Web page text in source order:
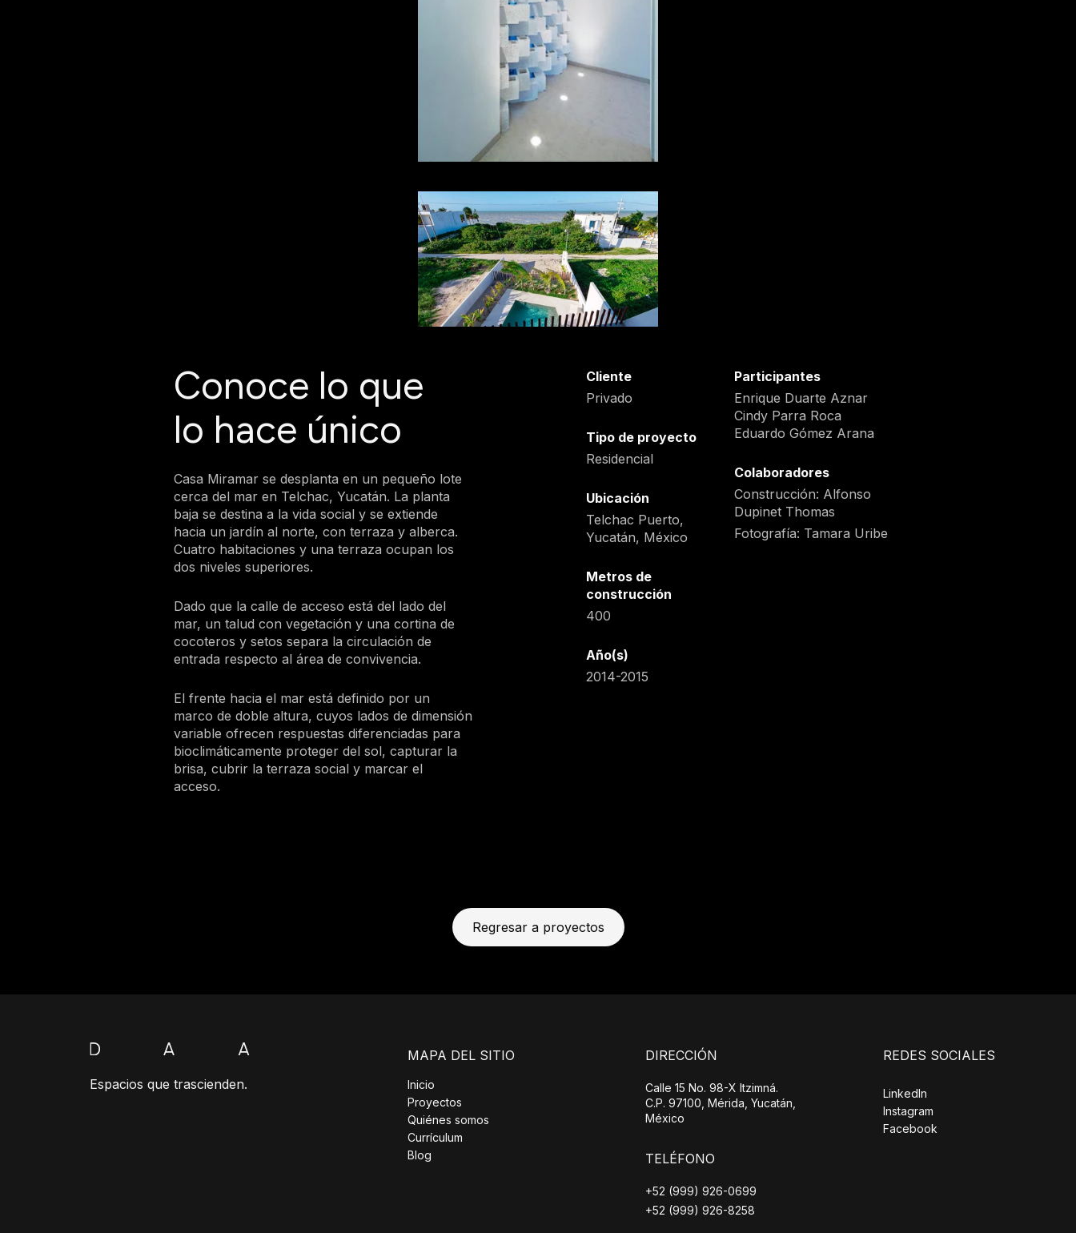
Conoce lo que
lo hace único
Casa Miramar se desplanta en un pequeño lote
cerca del mar en Telchac, Yucatán. La planta
baja se destina a la vida social y se extiende
hacia un jardín al norte, con terraza y alberca.
Cuatro habitaciones y una terraza ocupan los
dos niveles superiores.
Dado que la calle de acceso está del lado del
mar, un talud con vegetación y una cortina de
cocoteros y setos separa la circulación de
entrada respecto al área de convivencia.
El frente hacia el mar está definido por un
marco de doble altura, cuyos lados de dimensión
variable ofrecen respuestas diferenciadas para
bioclimáticamente proteger del sol, capturar la
brisa, cubrir la terraza social y marcar el
acceso.
Cliente
Privado
Tipo de proyecto
Residencial
Ubicación
Telchac Puerto,
Yucatán, México
Metros de
construcción
400
Año(s)
2014-2015
Participantes
Enrique Duarte Aznar
Cindy Parra Roca
Eduardo Gómez Arana
Colaboradores
Construcción: Alfonso
Dupinet Thomas
Fotografía: Tamara Uribe
Regresar a proyectos
Espacios que trascienden.
MAPA DEL SITIO
Inicio
Proyectos
Quiénes somos
Currículum
Blog
DIRECCIÓN
Calle 15 No. 98-X Itzimná.
C.P. 97100, Mérida, Yucatán,
México
TELÉFONO
+52 (999) 926-0699
+52 (999) 926-8258
REDES SOCIALES
LinkedIn
Instagram
Facebook